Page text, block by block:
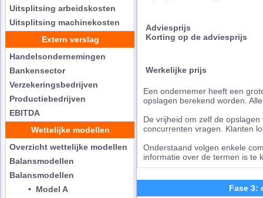
Uitsplitsing arbeidskosten
Uitsplitsing machinekosten
Extern verslag
Handelsondernemingen
Bankensector
Verzekeringsbedrijven
Productiebedrijven
EBITDA
Wettelijke modellen
Overzicht wettelijke modellen
Balansmodellen
Balansmodellen
• Model A
Adviesprijs
Korting op de adviesprijs
Werkelijke prijs
Een ondernemer heeft een
opslagen berekend worden.
De vrijheid om zelf de
concurrenten vragen. Klanten
Onderstaand volgen enkele
informatie over de termen is te
Fase 3: